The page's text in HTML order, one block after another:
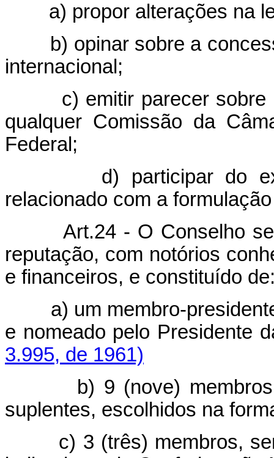
a) propor alterações na
b) opinar sobre a
internacional;
c) emitir parecer sobre
qualquer Comissão da
Federal;
d) participar do
relacionado com a
Art.24 - O Conselho
reputação, com notórios
e financeiros, e constituído
a) um membro-
e nomeado pelo
3.995, de 1961)
b) 9 (nove) membros,
suplentes, escolhidos na
c) 3 (três) membros,